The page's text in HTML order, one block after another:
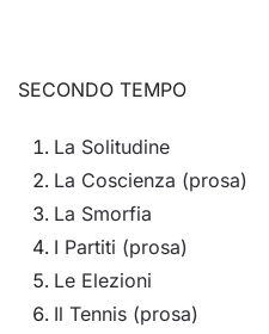
SECONDO TEMPO
La Solitudine
La Coscienza (prosa)
La Smorfia
I Partiti (prosa)
Le Elezioni
Il Tennis (prosa)